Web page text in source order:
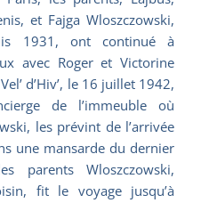
et Fajga Wloszczowski,
1931, ont continué à
avec Roger et Victorine
d’Hiv’, le 16 juillet 1942,
de l’immeuble où
les prévint de l’arrivée
une mansarde du dernier
parents Wloszczowski,
fit le voyage jusqu’à